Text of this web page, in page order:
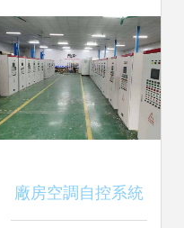
租，提供專業電氣
安裝服務
廠房空調自控系統